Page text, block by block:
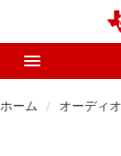
ホーム オーディ